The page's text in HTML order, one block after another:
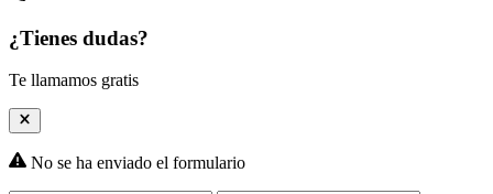
¿Tienes dudas?
Te llamamos gratis
No se ha enviado el formulario